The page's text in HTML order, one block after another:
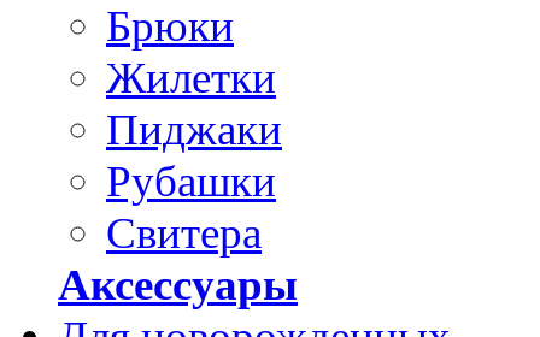
Брюки
Жилетки
Пиджаки
Рубашки
Свитера
Аксессуары